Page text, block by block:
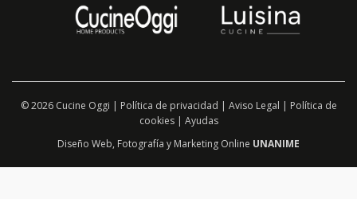
© 2026 Cucine Oggi | Política de privacidad | Aviso Legal | Política de
cookies| Ayudas
Diseño Web, Fotografía y Marketing Online UNANIME